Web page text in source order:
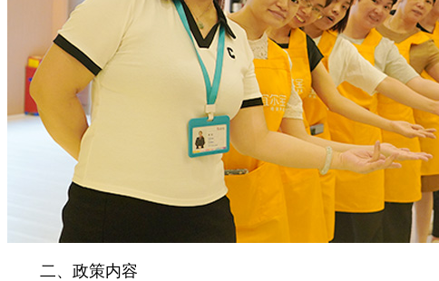
二、政策内容